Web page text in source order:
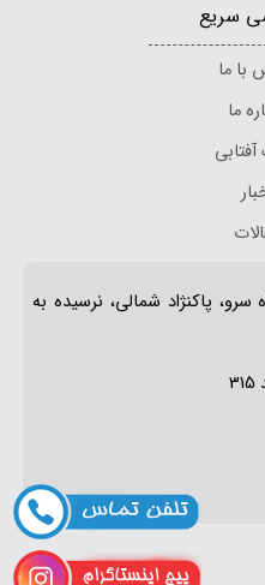
سریع
با ما
ما
پاکنژاد شمالی، نرسیده به